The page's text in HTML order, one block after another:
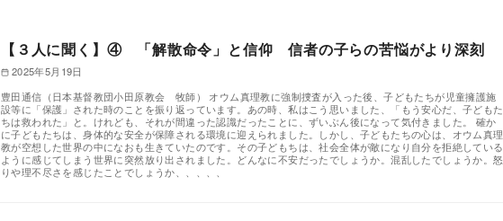
【３人に聞く】④ 「解散命令」と信仰 信者の子らの苦悩がより深刻
2025年5月19日
豊田通信（日本基督教団小田原教会 牧師） オウム真理教に強制捜査が入った後、子どもたちが児童擁護施
設等に「保護」された時のことを振り返っています。あの時、私はこう思いました、「もう安心だ、子どもた
ちは救われた」と。けれども、それが間違った認識だったことに、ずいぶん後になって気付きました。 確か
に子どもたちは、身体的な安全が保障される環境に迎えられました。しかし、子どもたちの心は、オウム真理
教が空想した世界の中になおも生きていたのです。その子どもちは、社会全体が敵になり自分を拒絶している
ように感じてしまう世界に突然放り出されました。どんなに不安だったでしょうか。混乱したでしょうか。怒
りや理不尽さを感じたことでしょうか、、、、、